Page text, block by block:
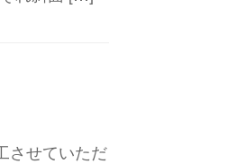
させていただ